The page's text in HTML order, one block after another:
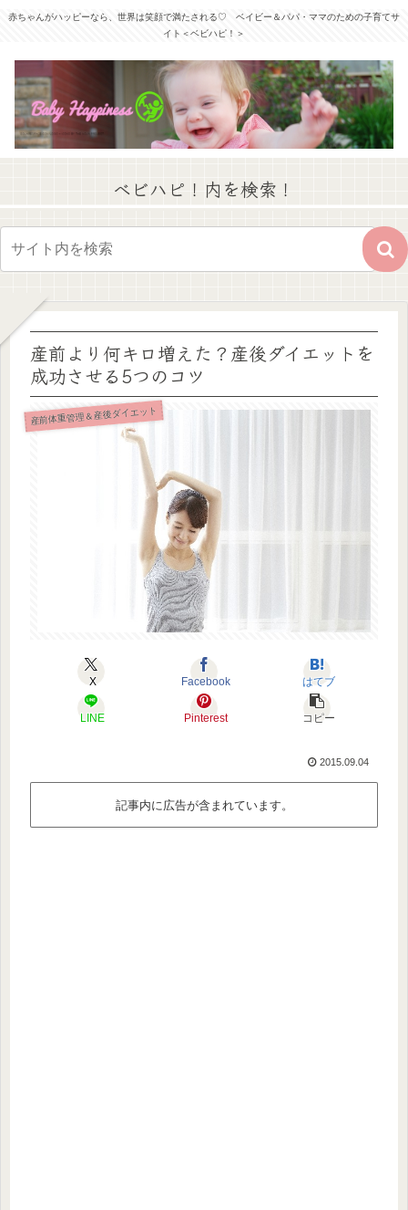
赤ちゃんがハッピーなら、世界は笑顔で満たされる♡ ベイビー＆パパ・ママのための子育てサ
イト＜ベビハピ！＞
ベビハピ！内を検索！
産前より何キロ増えた？産後ダイエットを
成功させる5つのコツ
産前体重管理＆産後ダイエット
X Facebook はてブ
LINE Pinterest コピー
2015.09.04
記事内に広告が含まれています。